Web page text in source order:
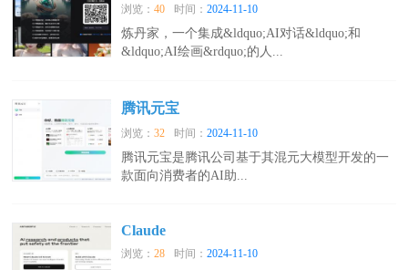
浏览：40 时间：2024-11-10
炼丹家，一个集成&ldquo;AI对话&ldquo;和
&ldquo;AI绘画&rdquo;的人...
腾讯元宝
浏览：32 时间：2024-11-10
腾讯元宝是腾讯公司基于其混元大模型开发的一
款面向消费者的AI助...
Claude
浏览：28 时间：2024-11-10